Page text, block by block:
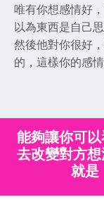
唯有你想感情好
以為東西是自己
然後他對你很好
的，這樣你的感情
能夠讓你可
去改變對方
就是